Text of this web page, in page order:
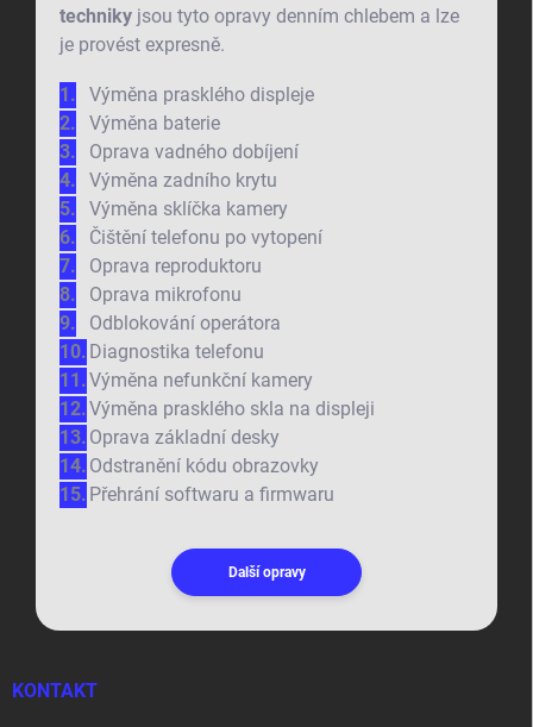
techniky jsou tyto opravy denním chlebem a lze
je provést expresně.
Výměna prasklého displeje
Výměna baterie
Oprava vadného dobíjení
Výměna zadního krytu
Výměna sklíčka kamery
Čištění telefonu po vytopení
Oprava reproduktoru
Oprava mikrofonu
Odblokování operátora
Diagnostika telefonu
Výměna nefunkční kamery
Výměna prasklého skla na displeji
Oprava základní desky
Odstranění kódu obrazovky
Přehrání softwaru a firmwaru
Další opravy
KONTAKT